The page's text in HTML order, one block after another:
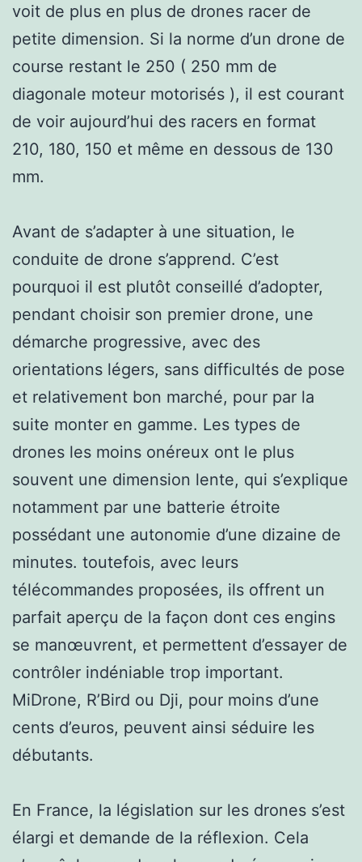
voit de plus en plus de drones racer de
petite dimension. Si la norme d’un drone de
course restant le 250 ( 250 mm de
diagonale moteur motorisés ), il est courant
de voir aujourd’hui des racers en format
210, 180, 150 et même en dessous de 130
mm.
Avant de s’adapter à une situation, le
conduite de drone s’apprend. C’est
pourquoi il est plutôt conseillé d’adopter,
pendant choisir son premier drone, une
démarche progressive, avec des
orientations légers, sans difficultés de pose
et relativement bon marché, pour par la
suite monter en gamme. Les types de
drones les moins onéreux ont le plus
souvent une dimension lente, qui s’explique
notamment par une batterie étroite
possédant une autonomie d’une dizaine de
minutes. toutefois, avec leurs
télécommandes proposées, ils offrent un
parfait aperçu de la façon dont ces engins
se manœuvrent, et permettent d’essayer de
contrôler indéniable trop important.
MiDrone, R’Bird ou Dji, pour moins d’une
cents d’euros, peuvent ainsi séduire les
débutants.
En France, la législation sur les drones s’est
élargi et demande de la réflexion. Cela